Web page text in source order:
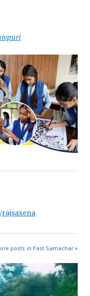
posts in Fast Samachar »